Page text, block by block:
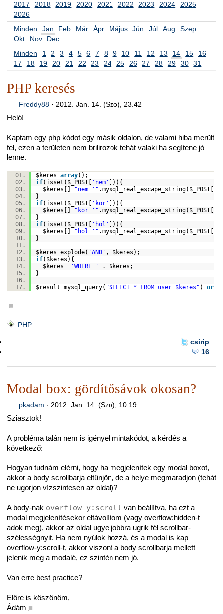
2017
2018 2019 2020 2021 2022 2023 2024
2025
2026
Minden
Jan Feb Már Ápr Május Jún Júl Aug
Szep
Okt
Nov
Dec
Minden
1 2 3 4 5 6 7 8 9 10 11 12 13 14 15
16
17
18 19 20 21 22 23 24 25 26 27 28 29 30 31
PHP keresés
Freddy88· 2012. Jan. 14. (Szo), 23.42
Heló!
Kaptam egy php kódot egy másik oldalon, de valami hiba merült
fel, ezen a területen nem brilirozok tehát valaki ha segítene jó
lenne.
$keres=array();
if(isset( $_POST 'nem'
])){
$keres []="nem='" .mysql_real_escape_string( $_POST
}
if(isset( $_POST 'kor'
])){
$keres []="kor='" .mysql_real_escape_string( $_POST
}
if(isset( $_POST 'hol'
])){
$keres []="hol='" .mysql_real_escape_string( $_POST
}
$keres=explode( 'AND' , $keres );
if( $keres ){
$keres= 'WHERE ' . $keres ;
}
$result=mysql_query( "SELECT * FROM user $keres" ) or
■
PHP
csirip
16
Modal box: gördítősávok okosan?
pkadam · 2012. Jan. 14. (Szo), 10.19
Sziasztok!
A probléma talán nem is igényel mintakódot, a kérdés a
következő:
Hogyan tudnám elérni, hogy ha megjelenítek egy modal boxot,
akkor a body scrollbarja eltűnjön, de a helye megmaradjon (tehát
ne ugorjon vízszintesen az oldal)?
A body-nak overflow-y:scroll van beállítva, ha ezt a
modal megjelenítésekor eltávolítom (vagy overflow:hidden-t
adok meg), akkor az oldal ugye jobbra ugrik fél scrollbar-
szélességnyit. Ha nem nyúlok hozzá, és a modal is kap
overflow-y:scroll-t, akkor viszont a body scrollbarja mellett
jelenik meg a modalé, ez szintén nem jó.
Van erre best practice?
Előre is köszönöm,
Ádám ■